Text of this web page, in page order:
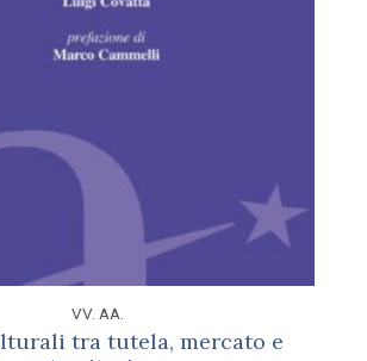
VV. AA.
tra tutela, mercato e